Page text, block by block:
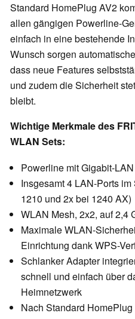
Standard HomePlug AV2
allen gängigen Powerline-
einfach in eine bestehende
Wunsch sorgen
dass neue Features
und zudem die Sicherheit
bleibt.
Wichtige Merkmale des
WLAN Sets:
Powerline mit Gigabit-
Insgesamt 4 LAN-Ports
1210 und 2x bei 1240 AX)
WLAN Mesh, 2x2, auf 2,4
Maximale WLAN-
Einrichtung dank WPS-
Schlanker Adapter
schnell und einfach über
Heimnetzwerk
Nach Standard